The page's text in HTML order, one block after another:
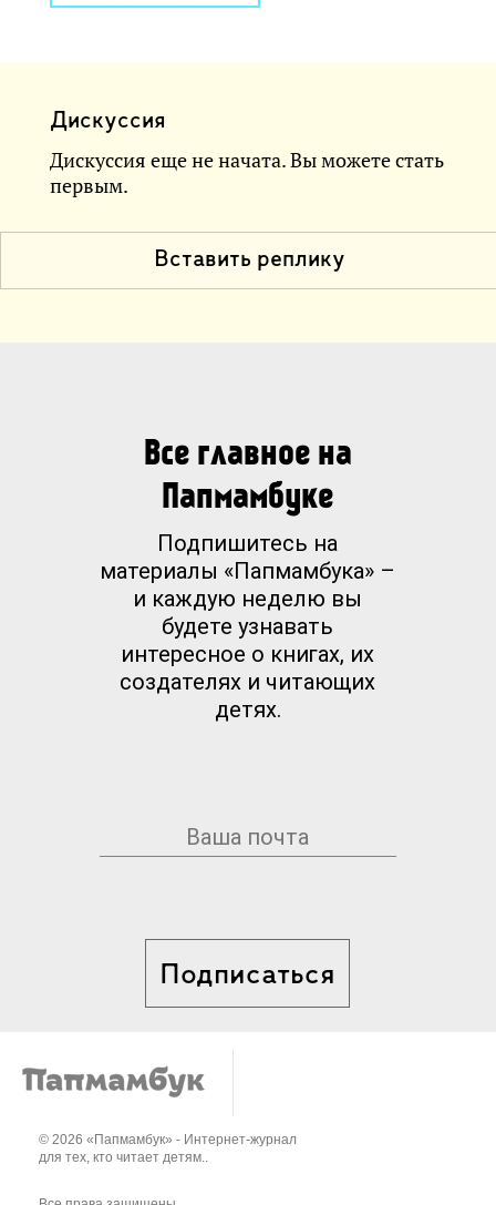
Дискуссия
Дискуссия еще не начата. Вы можете стать
первым.
Вставить реплику
Все главное на
Папмамбуке
Подпишитесь на
материалы «Папмамбука» –
и каждую неделю вы
будете узнавать
интересное о книгах, их
создателях и читающих
детях.
Подписаться
© 2026 «Папмамбук» - Интернет-журнал
для тех, кто читает детям..